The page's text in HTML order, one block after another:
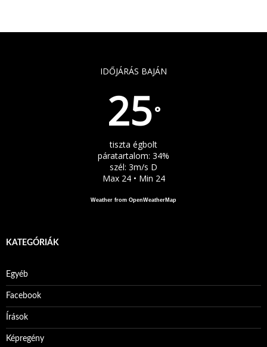
IDŐJÁRÁS BAJÁN
25°
tiszta égbolt
páratartalom: 34%
szél: 3m/s D
Max 24 • Min 24
Weather from OpenWeatherMap
KATEGÓRIÁK
Egyéb
Facebook
Írások
Képregény